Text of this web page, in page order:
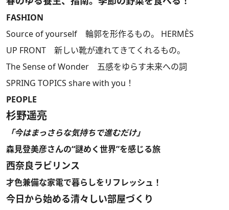
FASHION
Source of yourself 輪郭を形作るもの。 HERMÈS
UP FRONT 新しい靴が連れてきてくれるもの。
The Sense of Wonder 五感をゆらす未来への詞
SPRING TOPICS share with you！
PEOPLE
杉野遥亮
「今はまっさらな気持ちで進むだけ」
森見登美彦さんの“謎めく世界”を感じる旅
西奈良ラビリンス
才色兼備な家電で暮らしをリフレッシュ！
今日から始める清々しい部屋づくり